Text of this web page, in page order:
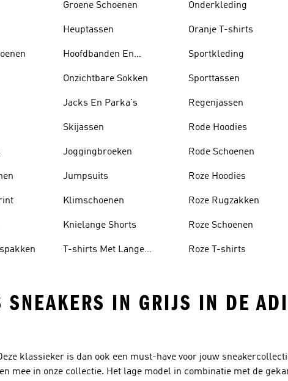
Groene Schoenen
Heuptassen
Hoofdbanden En
Onzichtbare Sokken
Jacks En Parka's
Skijassen
Joggingbroeken
Jumpsuits
Klimschoenen
Knielange Shorts
T-shirts Met Lange
Onderkleding
Oranje T-shirts
Sportkleding
Sporttassen
Regenjassen
Rode Hoodies
Rode Schoenen
Roze Hoodies
Roze Rugzakken
Roze Schoenen
Roze T-shirts
SNEAKERS IN GRIJS IN DE
klassieker is dan ook een must-have voor jouw
mee in onze collectie. Het lage model in combinatie met de